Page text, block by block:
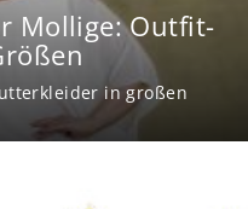
Mollige: Outfit-
in großen